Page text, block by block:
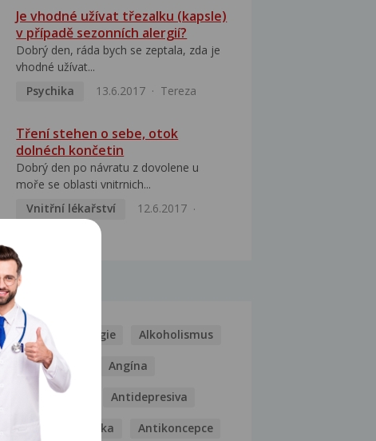
Je vhodné užívat třezalku (kapsle)
v případě sezonních alergií?
Dobrý den, ráda bych se zeptala, zda je
vhodné užívat...
Psychika
13.6.2017 Tereza
Tření stehen o sebe, otok
dolnéch končetin
Dobrý den po návratu z dovolene u
moře se oblasti vnitrnich...
Vnitřní lékařství
12.6.2017
NEMOCI
Kašel Alergie Alkoholismus
Analgetika Angína
Antibiotika Antidepresiva
Antihistaminika Antikoncepce